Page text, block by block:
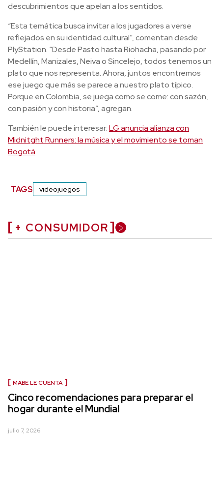
descubrimientos que apelan a los sentidos.
“Esta temática busca invitar a los jugadores a verse
reflejados en su identidad cultural”, comentan desde
PlyStation. “Desde Pasto hasta Riohacha, pasando por
Medellín, Manizales, Neiva o Sincelejo, todos tenemos un
plato que nos representa. Ahora, juntos encontremos
ese juego que más se parece a nuestro plato típico.
Porque en Colombia, se juega como se come: con sazón,
con pasión y con historia”, agregan.
También le puede interesar:LG anuncia alianza con
Midnitght Runners: la música y el movimiento se toman
Bogotá
TAGS videojuegos
+ CONSUMIDOR
MABE LE CUENTA
Cinco recomendaciones para preparar el
hogar durante el Mundial
julio 7, 2026